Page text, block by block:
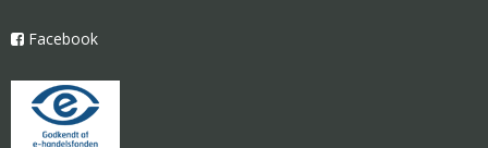
Facebook